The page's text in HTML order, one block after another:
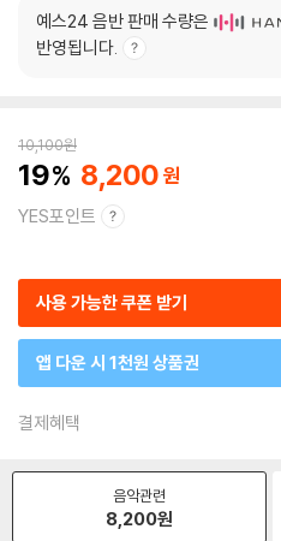
예스24 음반 판매 수량은
반영됩니다.
10,100원
19 8,200
YES포인트
사용 가능한 쿠폰 받기
앱 다운 시 1천원 상품권
결제혜택
음악관련
8,200원